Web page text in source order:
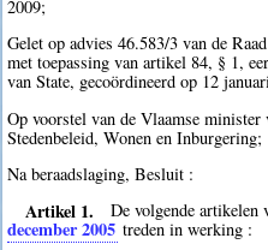
2009;
Gelet op advies 46.583/3 van de
met toepassing van artikel 84, § 1,
van State, gecoördineerd op 12
Op voorstel van de Vlaamse
Stedenbeleid, Wonen en Inburgering;
Na beraadslaging, Besluit :
Artikel 1. De volgende artikelen
december 2005 treden in werking :